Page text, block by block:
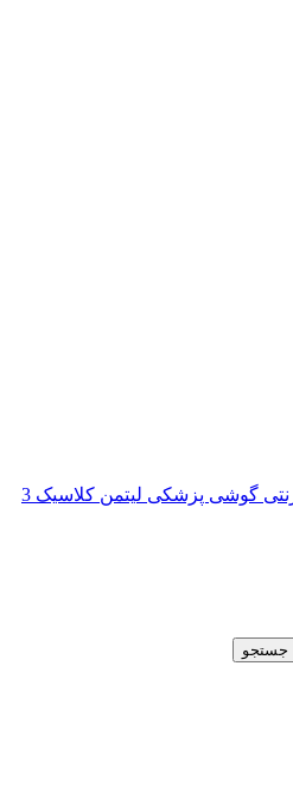
قیمت و خرید اینترنتی گوشی پزشکی لیتمن کلاسیک 3
جستجو